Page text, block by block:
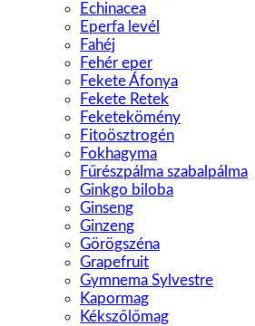
Echinacea
Eperfa levél
Fahéj
Fehér eper
Fekete Áfonya
Fekete Retek
Feketekömény
Fitoösztrogén
Fokhagyma
Fűrészpálma szabalpálma
Ginkgo biloba
Ginseng
Ginzeng
Görögszéna
Grapefruit
Gymnema Sylvestre
Kapormag
Kékszőlőmag